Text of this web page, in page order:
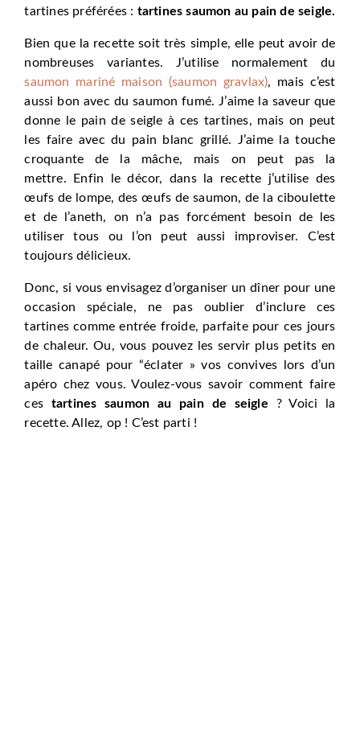
tartines préférées : tartines saumon au pain de seigle.
Bien que la recette soit très simple, elle peut avoir de
nombreuses variantes. J’utilise normalement du
saumon mariné maison (saumon gravlax), mais c’est
aussi bon avec du saumon fumé. J’aime la saveur que
donne le pain de seigle à ces tartines, mais on peut
les faire avec du pain blanc grillé. J’aime la touche
croquante de la mâche, mais on peut pas la
mettre. Enfin le décor, dans la recette j’utilise des
œufs de lompe, des œufs de saumon, de la ciboulette
et de l’aneth, on n’a pas forcément besoin de les
utiliser tous ou l’on peut aussi improviser. C’est
toujours délicieux.
Donc, si vous envisagez d’organiser un dîner pour une
occasion spéciale, ne pas oublier d’inclure ces
tartines comme entrée froide, parfaite pour ces jours
de chaleur. Ou, vous pouvez les servir plus petits en
taille canapé pour “éclater » vos convives lors d’un
apéro chez vous. Voulez-vous savoir comment faire
ces tartines saumon au pain de seigle ? Voici la
recette. Allez, op ! C’est parti !